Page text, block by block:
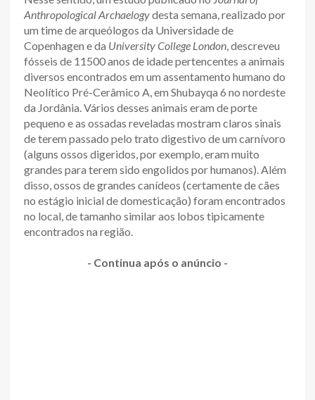
Anthropological Archaelogydesta semana, realizado por
um time de arqueólogos da Universidade de
Copenhagen e da University College London , descreveu
fósseis de 11500 anos de idade pertencentes a animais
diversos encontrados em um assentamento humano do
Neolítico Pré-Cerâmico A, em Shubayqa 6 no nordeste
da Jordânia. Vários desses animais eram de porte
pequeno e as ossadas reveladas mostram claros sinais
de terem passado pelo trato digestivo de um carnívoro
(alguns ossos digeridos, por exemplo, eram muito
grandes para terem sido engolidos por humanos). Além
disso, ossos de grandes canídeos (certamente de cães
no estágio inicial de domesticação) foram encontrados
no local, de tamanho similar aos lobos tipicamente
encontrados na região.
- Continua após o anúncio -